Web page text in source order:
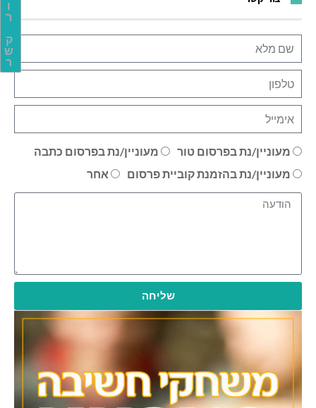
ו
ר
ק
ש
ר
מעוניין/נת בפרסום טור
מעוניין/נת בפרסום כתבה
מעוניין/נת בהזמנת קוביית פרסום
אחר
שליחה